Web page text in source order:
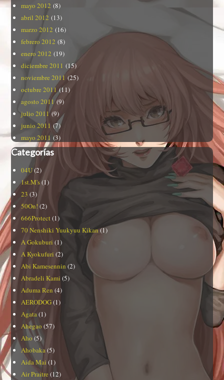
mayo 2012 (8)
abril 2012 (13)
marzo 2012 (16)
febrero 2012 (8)
enero 2012 (19)
diciembre 2011 (15)
noviembre 2011 (25)
octubre 2011 (11)
agosto 2011(9)
julio 2011(9)
junio 2011 (7)
mayo 2011 (3)
Categorías
04U(2)
1st.M's(1)
23 (3)
50On! (2)
666Protect(1)
70 Nenshiki Yuukyuu Kikan(1)
A Gokuburi (1)
A Kyokufuri (2)
Abi Kamesennin (2)
Abradeli Kami (5)
Aduma Ren (4)
AERODOG(1)
Agata(1)
Ahegao (57)
Aho(5)
Ahobaka(5)
Aida Mai (1)
Air Praitre (12)